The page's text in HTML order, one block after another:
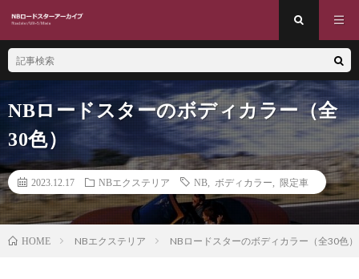
NBロードスターのボディカラー（全
30色）
2023.12.17 NBエクステリア NB ボディカラー 限定車
HOME NBエクステリア NBロードスターのボディカラー（全30色）